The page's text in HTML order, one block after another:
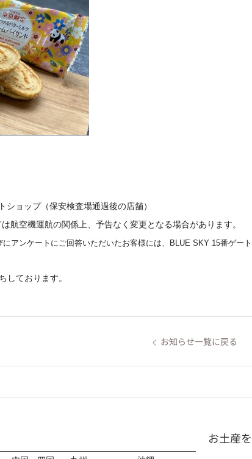
ョップ（保安検査場通過後の店舗）
航空機運航の関係上、 予告なく変更となる場合があります。
にアンケートにご回答いただいたお客様には、BLUE SKY 15番ゲー
しております。
お知らせ一覧に戻る
お土産